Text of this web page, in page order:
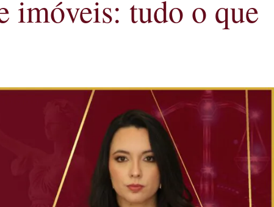
imóveis: tudo o que